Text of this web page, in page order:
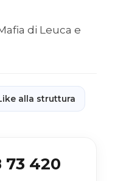
di Leuca e
alla struttura
73 420